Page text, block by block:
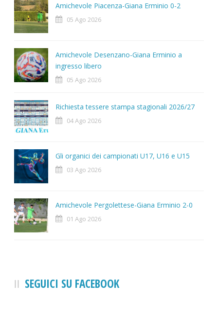
Amichevole Piacenza-Giana Erminio 0-2
05 Ago 2026
Amichevole Desenzano-Giana Erminio a
ingresso libero
05 Ago 2026
Richiesta tessere stampa stagionali 2026/27
04 Ago 2026
Gli organici dei campionati U17, U16 e U15
03 Ago 2026
Amichevole Pergolettese-Giana Erminio 2-0
01 Ago 2026
SEGUICI SU FACEBOOK